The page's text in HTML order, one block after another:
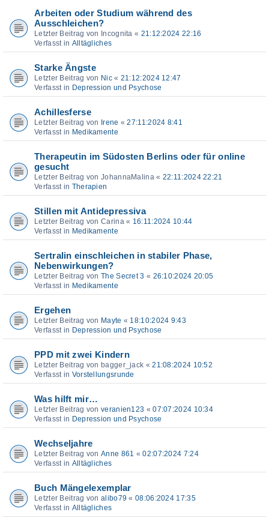
Arbeiten oder Studium während des
Ausschleichen?
Letzter Beitrag von Incognita « 21:12:2024 22:16
Verfasst in Alltägliches
Starke Ängste
Letzter Beitrag von Nic« 21:12:2024 12:47
Verfasst in Depression und Psychose
Achillesferse
Letzter Beitrag von Irene «27:11:2024 8:41
Verfasst in Medikamente
Therapeutin im Südosten Berlins oder für online
gesucht
Letzter Beitrag vonJohannaMalina« 22:11:2024 22:21
Verfasst in Therapien
Stillen mit Antidepressiva
Letzter Beitrag vonCarina« 16:11:2024 10:44
Verfasst in Medikamente
Sertralin einschleichen in stabiler Phase,
Nebenwirkungen?
Letzter Beitrag von The Secret 3 « 26:10:2024 20:05
Verfasst in Medikamente
Ergehen
Letzter Beitrag von Mayte « 18:10:2024 9:43
Verfasst in Depression und Psychose
PPD mit zwei Kindern
Letzter Beitrag von bagger_jack «21:08:2024 10:52
Verfasst in Vorstellungsrunde
Was hilft mir…
Letzter Beitrag von veranien123 «07:07:2024 10:34
Verfasst in Depression und Psychose
Wechseljahre
Letzter Beitrag von Anne 861 «02:07:2024 7:24
Verfasst in Alltägliches
Buch Mängelexemplar
Letzter Beitrag von alibo79 «08:06:2024 17:35
Verfasst in Alltägliches